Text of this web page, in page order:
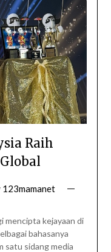
Raih
123mamanet
mencipta kejayaan di
bahasanya
satu sidang media